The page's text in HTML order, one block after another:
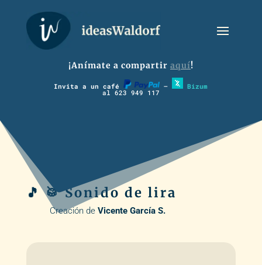
¡Anímate a compartir aquí!
Invita a un café – Bizum
al 623 949 117
🎵 🥁 Sonido de lira
Creación de Vicente García S.